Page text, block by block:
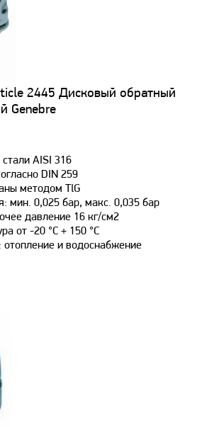
2445 Дисковый обратный
Genebre
AISI 316
DIN 259
методом ТlG
мин. 0,025 бар, макс. 0,035 бар
давление 16 кг/см2
от -20 °С + 150 °С
и водоснабжение